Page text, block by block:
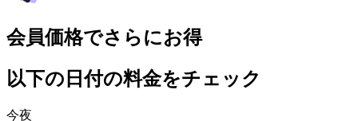
会員価格でさらにお得
以下の日付の料金をチェック
今夜